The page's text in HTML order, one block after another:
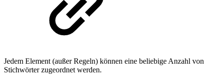
Jedem Element (außer Regeln) können eine beliebige Anzahl von
Stichwörter zugeordnet werden.